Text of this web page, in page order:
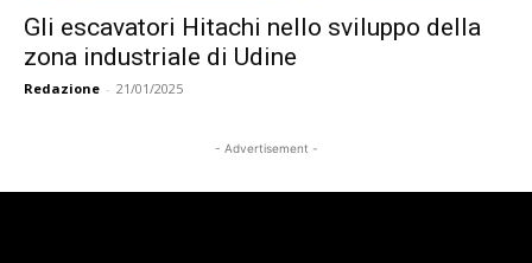
Gli escavatori Hitachi nello sviluppo della
zona industriale di Udine
Redazione - 21/01/2025
- Advertisement -